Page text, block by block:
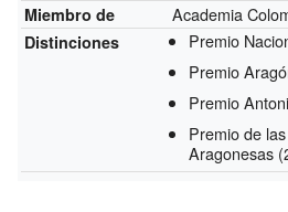
Miembro de
Academia
Distinciones Premio
Premio
Premio
Premio de
Aragonesas